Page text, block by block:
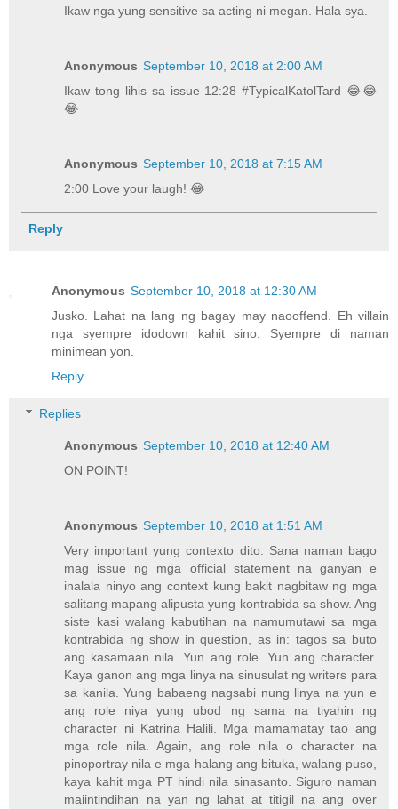
Ikaw nga yung sensitive sa acting ni megan. Hala sya.
Anonymous September 10, 2018 at 2:00 AM
Ikaw tong lihis sa issue 12:28 #TypicalKatolTard 😂😂
😂
Anonymous September 10, 2018 at 7:15 AM
2:00 Love your laugh! 😂
Reply
Anonymous September 10, 2018 at 12:30 AM
Jusko. Lahat na lang ng bagay may naooffend. Eh villain
nga syempre idodown kahit sino. Syempre di naman
minimean yon.
Reply
Replies
Anonymous September 10, 2018 at 12:40 AM
ON POINT!
Anonymous September 10, 2018 at 1:51 AM
Very important yung contexto dito. Sana naman bago
mag issue ng mga official statement na ganyan e
inalala ninyo ang context kung bakit nagbitaw ng mga
salitang mapang alipusta yung kontrabida sa show. Ang
siste kasi walang kabutihan na namumutawi sa mga
kontrabida ng show in question, as in: tagos sa buto
ang kasamaan nila. Yun ang role. Yun ang character.
Kaya ganon ang mga linya na sinusulat ng writers para
sa kanila. Yung babaeng nagsabi nung linya na yun e
ang role niya yung ubod ng sama na tiyahin ng
character ni Katrina Halili. Mga mamamatay tao ang
mga role nila. Again, ang role nila o character na
pinoportray nila e mga halang ang bituka, walang puso,
kaya kahit mga PT hindi nila sinasanto. Siguro naman
maiintindihan na yan ng lahat at titigil na ang over